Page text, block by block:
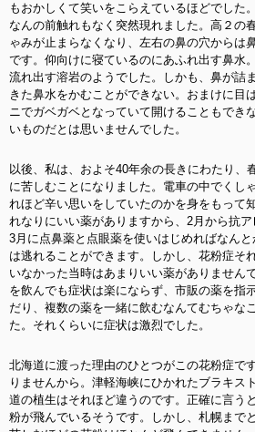
もおかしくて笑いをこらえているほどでした
なんの前触れもなく突然現れました。高２の
ゃみが止まらなくなり、左右の鼻の穴からは
です。仰向けに寝ているのにあふれ出す鼻水
流れ出す溶岩のようでした。しかも、鼻が詰
きた鼻水をかむことができない。おまけに目
ニでガベガベとなっていて開けることもでき
いものだとは思いませんでした。
以後、私は、およそ40年余の長きにわたり、
に苦しむことになりました。電車の中でくし
れほど辛い思いをしていたのかを身をもって
れなりにいい薬がありますから、2月から抗ア
3月に点鼻薬と点眼薬を使いはじめればなん
は逃れることができます。しかし、花粉症そ
いなかった当時はあまりいい薬がありません
を飲んでも症状は楽にならず、市販の薬を指
だり、複数の薬を一緒に飲むなんてむちゃな
た。それくらいに症状は激烈でした。
北海道に渡った理由のひとつがこの花粉症で
りませんから。津軽海峡にひかれたブラキス
道の植生はそれほど違うのです。正確に言う
粉が飛んでいるそうです。しかし、札幌まで